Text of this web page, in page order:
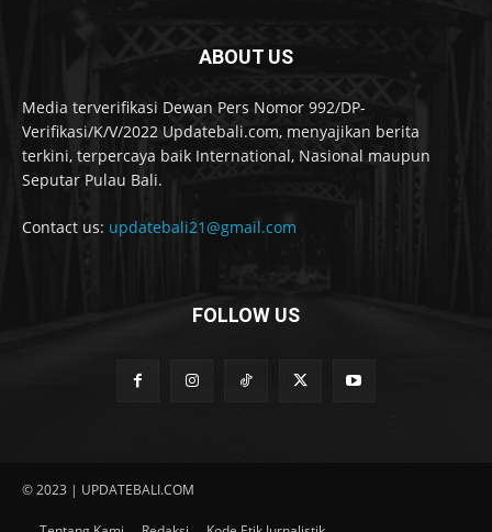
ABOUT US
Media terverifikasi Dewan Pers Nomor 992/DP-
Verifikasi/K/V/2022 Updatebali.com, menyajikan berita
terkini, terpercaya baik International, Nasional maupun
Seputar Pulau Bali.
Contact us: updatebali21@gmail.com
FOLLOW US
© 2023 | UPDATEBALI.COM